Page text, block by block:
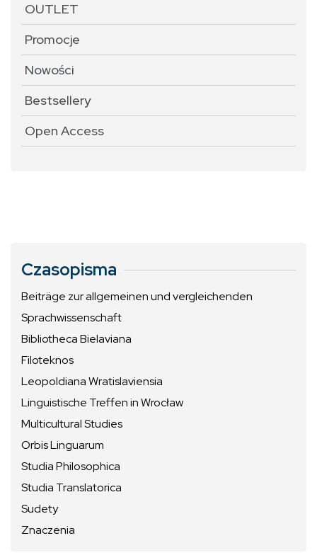
OUTLET
Promocje
Nowości
Bestsellery
Open Access
Czasopisma
Beiträge zur allgemeinen und vergleichenden
Sprachwissenschaft
Bibliotheca Bielaviana
Filoteknos
Leopoldiana Wratislaviensia
Linguistische Treffen in Wrocław
Multicultural Studies
Orbis Linguarum
Studia Philosophica
Studia Translatorica
Sudety
Znaczenia